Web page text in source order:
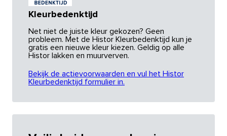
Kleurbedenktijd
Net niet de juiste kleur gekozen? Geen
probleem. Met de Histor Kleurbedenktijd kun je
gratis een nieuwe kleur kiezen. Geldig op alle
Histor lakken en muurverven.
Bekijk de actievoorwaarden en vul het Histor
Kleurbedenktijd formulier in.